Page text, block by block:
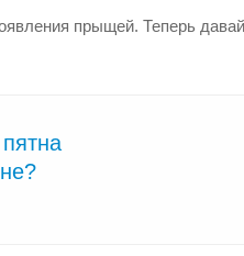
прыщей. Теперь